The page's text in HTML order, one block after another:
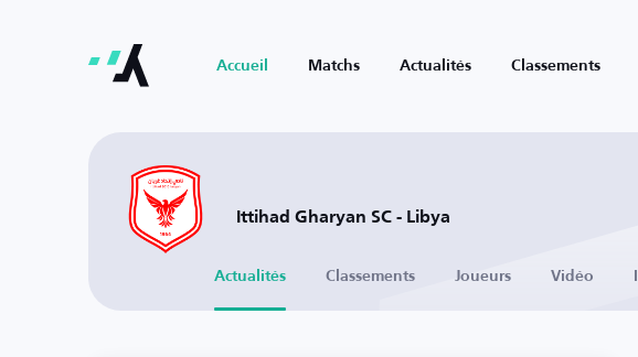
Accueil Matchs Actualités Classements
Ittihad Gharyan SC - Libya
Actualités Classements Joueurs Vidéo